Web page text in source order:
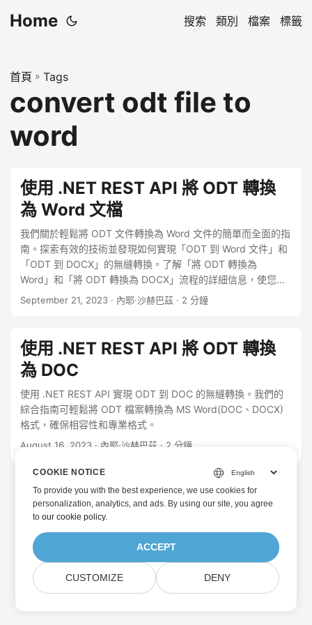
Home 搜索 類別 檔案 標籤
首頁 » Tags
convert odt file to
word
使用 .NET REST API 將 ODT 轉換
為 Word 文檔
我們關於輕鬆將 ODT 文件轉換為 Word 文件的簡單而全面的指
南。探索有效的技術並發現如何實現「ODT 到 Word 文件」和
「ODT 到 DOCX」的無縫轉換。了解「將 ODT 轉換為
Word」和「將 ODT 轉換為 DOCX」流程的詳細信息，使您能
夠增強文件相容性和可訪問性。
September 21, 2023 · 內耶·沙赫巴茲 · 2 分鐘
使用 .NET REST API 將 ODT 轉換
為 DOC
使用 .NET REST API 實現 ODT 到 DOC 的無縫轉換。我們的
綜合指南可輕鬆將 ODT 檔案轉換為 MS Word(DOC、DOCX)
格式，確保相容性和專業格式。
August 16, 2023 · 內耶·沙赫巴茲 · 2 分鐘
COOKIE NOTICE
To provide you with the best experience, we use cookies for
personalization, analytics, and ads. By using our site, you agree
toour cookie policy.
ACCEPT
CUSTOMIZE DENY